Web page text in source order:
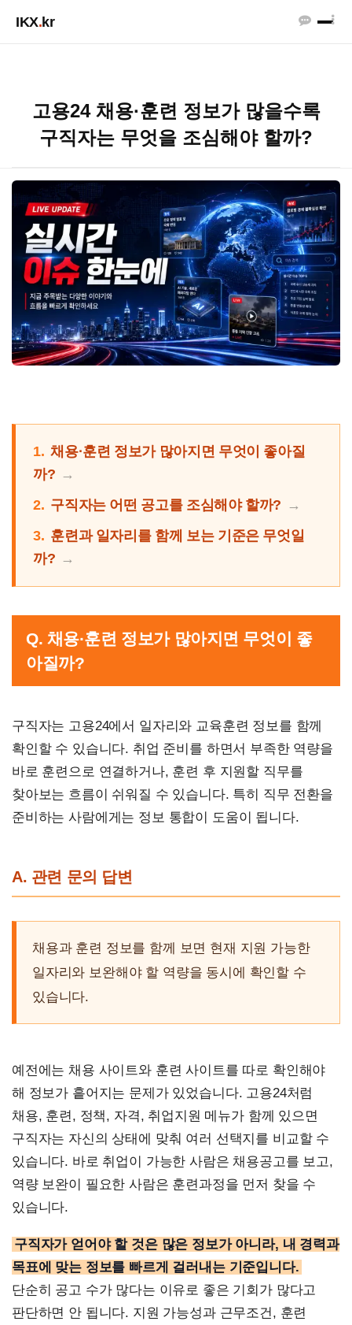
IKX.kr
고용24 채용·훈련 정보가 많을수록
구직자는 무엇을 조심해야 할까?
1. 채용·훈련 정보가 많아지면 무엇이 좋아질
까?
2. 구직자는 어떤 공고를 조심해야 할까?
3. 훈련과 일자리를 함께 보는 기준은 무엇일
까?
Q. 채용·훈련 정보가 많아지면 무엇이 좋
아질까?
구직자는 고용24에서 일자리와 교육훈련 정보를 함께
확인할 수 있습니다. 취업 준비를 하면서 부족한 역량을
바로 훈련으로 연결하거나, 훈련 후 지원할 직무를
찾아보는 흐름이 쉬워질 수 있습니다. 특히 직무 전환을
준비하는 사람에게는 정보 통합이 도움이 됩니다.
A. 관련 문의 답변
채용과 훈련 정보를 함께 보면 현재 지원 가능한
일자리와 보완해야 할 역량을 동시에 확인할 수
있습니다.
예전에는 채용 사이트와 훈련 사이트를 따로 확인해야
해 정보가 흩어지는 문제가 있었습니다. 고용24처럼
채용, 훈련, 정책, 자격, 취업지원 메뉴가 함께 있으면
구직자는 자신의 상태에 맞춰 여러 선택지를 비교할 수
있습니다. 바로 취업이 가능한 사람은 채용공고를 보고,
역량 보완이 필요한 사람은 훈련과정을 먼저 찾을 수
있습니다.
구직자가 얻어야 할 것은 많은 정보가 아니라, 내 경력과
목표에 맞는 정보를 빠르게 걸러내는 기준입니다.
단순히 공고 수가 많다는 이유로 좋은 기회가 많다고
판단하면 안 됩니다. 지원 가능성과 근무조건, 훈련